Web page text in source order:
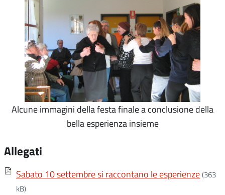
Alcune immagini della festa finale a conclusione della
bella esperienza insieme
Allegati
Sabato 10 settembre si raccontano le esperienze(363
kB)